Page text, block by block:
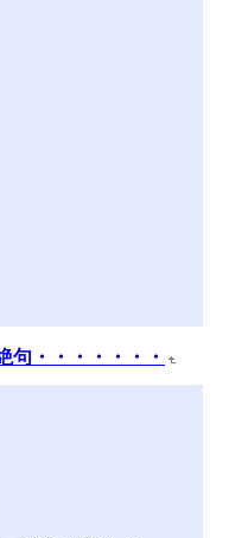
句・・・・・・・